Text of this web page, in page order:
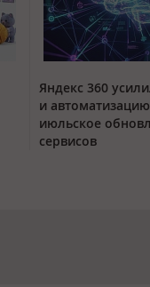
Яндекс 360
и
июльское
сервисов